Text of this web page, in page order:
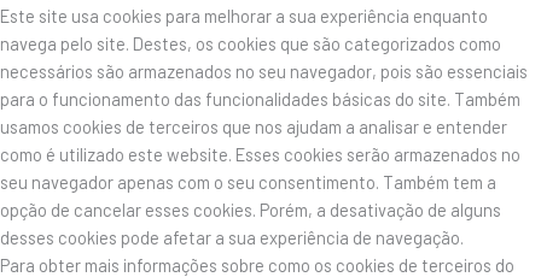
Este site usa cookies para melhorar a sua experiência enquanto
navega pelo site. Destes, os cookies que são categorizados como
necessários são armazenados no seu navegador, pois são essenciais
para o funcionamento das funcionalidades básicas do site. Também
usamos cookies de terceiros que nos ajudam a analisar e entender
como é utilizado este website. Esses cookies serão armazenados no
seu navegador apenas com o seu consentimento. Também tem a
opção de cancelar esses cookies. Porém, a desativação de alguns
desses cookies pode afetar a sua experiência de navegação.
Para obter mais informações sobre como os cookies de terceiros do